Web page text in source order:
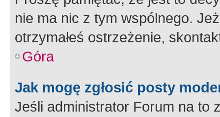
nie ma nic z tym wspólnego.
otrzymałeś ostrzeżenie,
Góra
Jak mogę zgłosić posty
Jeśli administrator Forum na to